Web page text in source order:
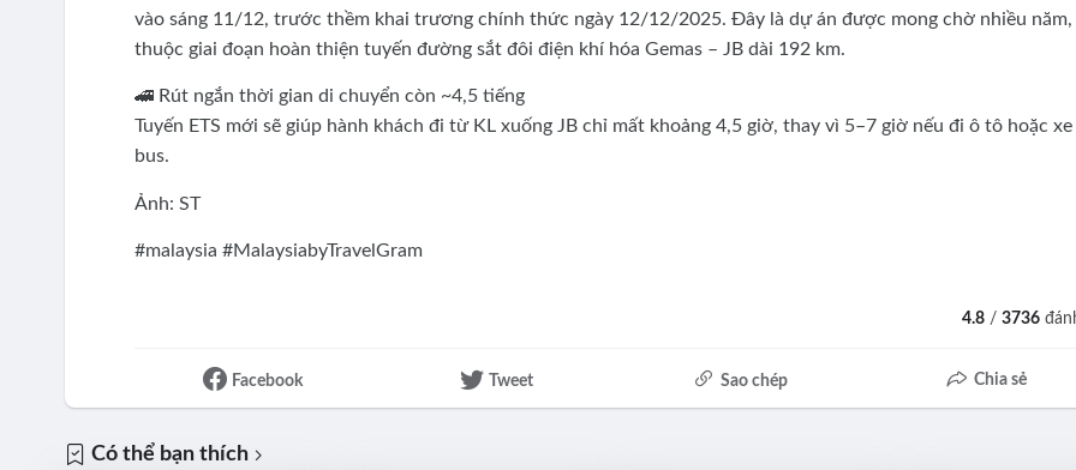
vào sáng 11/12, trước thềm khai trương chính thức ngày 12/12/2025. Đây là dự án được mong chờ nhiều năm,
thuộc giai đoạn hoàn thiện tuyến đường sắt đôi điện khí hóa Gemas – JB dài 192 km.
🚄 Rút ngắn thời gian di chuyển còn ~4,5 tiếng
Tuyến ETS mới sẽ giúp hành khách đi từ KL xuống JB chỉ mất khoảng 4,5 giờ, thay vì 5–7 giờ nếu đi ô tô hoặc xe
bus.
Ảnh: ST
#malaysia #MalaysiabyTravelGram
4.8 /3736
Facebook Tweet Sao chép Chia sẻ
Có thể bạn thích